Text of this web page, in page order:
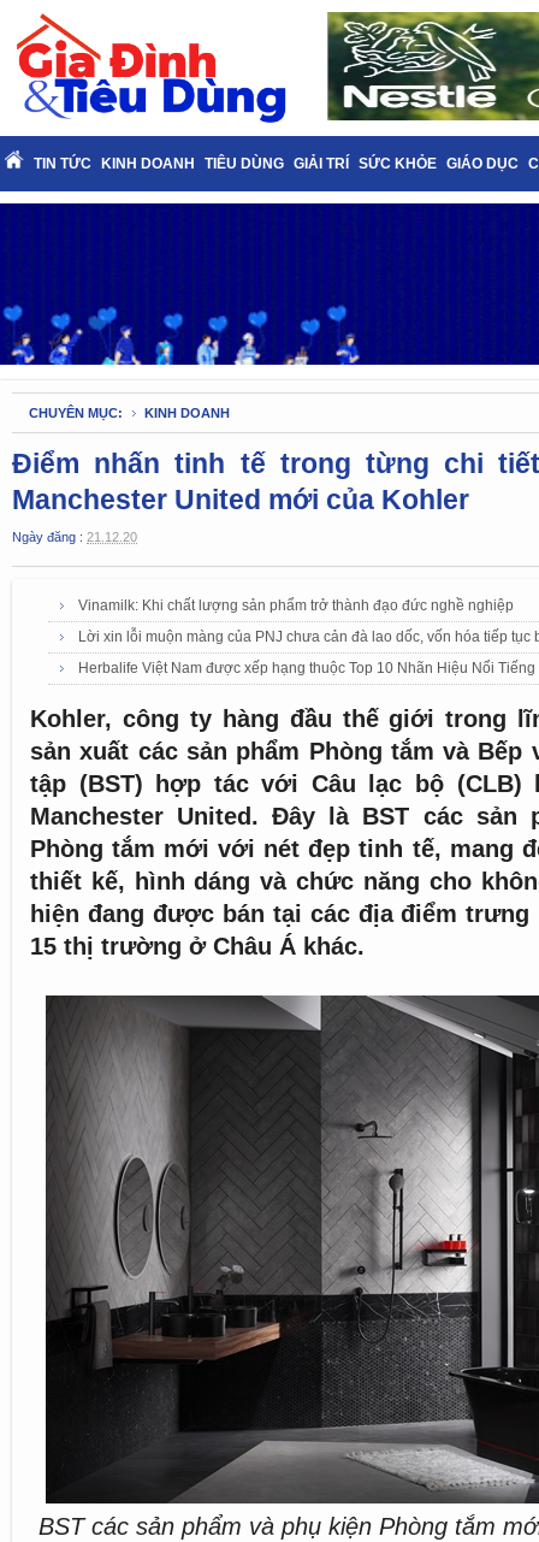
TIN TỨC KINH DOANH TIÊU DÙNG GIẢI TRÍ SỨC KHỎE GIÁO DỤC
CHUYÊN MỤC: KINH DOANH
Điểm nhấn tinh tế trong từng chi
Manchester United mới của Kohler
Ngày đăng : 21.12.20
Vinamilk: Khi chất lượng sản phẩm trở thành đạo đức nghề nghiệp
Lời xin lỗi muộn màng của PNJ chưa cản đà lao dốc, vốn hóa tiếp tục
Herbalife Việt Nam được xếp hạng thuộc Top 10 Nhãn Hiệu Nổi
Kohler, công ty hàng đầu thế giới trong
sản xuất các sản phẩm Phòng tắm và
tập (BST) hợp tác với Câu lạc bộ (CLB)
Manchester United. Đây là BST các sản
Phòng tắm mới với nét đẹp tinh tế, mang
thiết kế, hình dáng và chức năng cho
hiện đang được bán tại các địa điểm trưng
15 thị trường ở Châu Á khác.
BST các sản phẩm và phụ kiện Phòng tắm